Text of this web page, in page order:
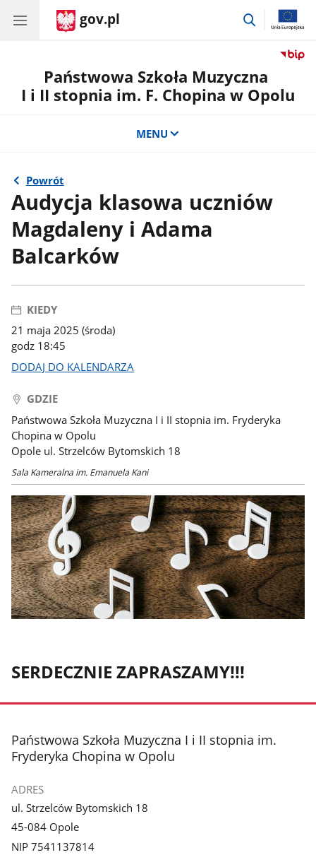
gov.pl
przejdź
Państwowa Szkoła Muzyczna
I i II stopnia im. F. Chopina w Opolu
MENU
Powrót
Audycja klasowa uczniów
Magdaleny i Adama
Balcarków
KIEDY
21 maja 2025 (środa)
godz 18:45
DODAJ DO KALENDARZA
GDZIE
Państwowa Szkoła Muzyczna I i II stopnia im. Fryderyka
Chopina w Opolu
Opole ul. Strzelców Bytomskich 18
Sala Kameralna im. Emanuela Kani
SERDECZNIE ZAPRASZAMY!!!
stopka
Państwowa Szkoła Muzyczna I i II stopnia im.
Fryderyka Chopina w Opolu
ADRES
ul. Strzelców Bytomskich 18
45-084 Opole
NIP 7541137814